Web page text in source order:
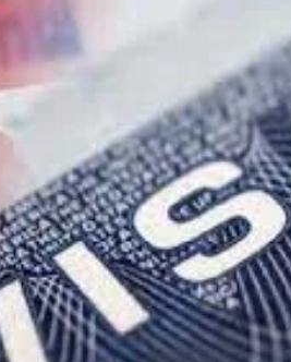
ডাকাতির প্রস্তুতিকালে দুইজনকে